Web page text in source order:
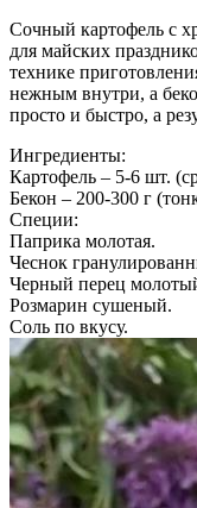
Сочный картофель с
для майских
технике
нежным внутри, а
просто и быстро, а
Ингредиенты:
Картофель – 5-6 шт.
Бекон – 200-300 г
Специи:
Паприка молотая.
Чеснок
Черный перец
Розмарин сушеный.
Соль по вкусу.